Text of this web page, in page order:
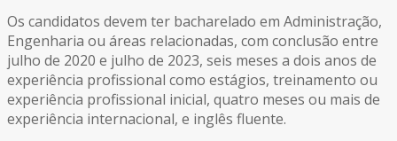
Os candidatos devem ter bacharelado em Administração,
Engenharia ou áreas relacionadas, com conclusão entre
julho de 2020 e julho de 2023, seis meses a dois anos de
experiência profissional como estágios, treinamento ou
experiência profissional inicial, quatro meses ou mais de
experiência internacional, e inglês fluente.